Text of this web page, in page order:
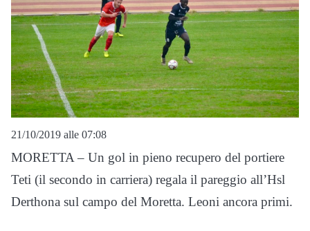
21/10/2019 alle 07:08
MORETTA – Un gol in pieno recupero del portiere
Teti (il secondo in carriera) regala il pareggio all’Hsl
Derthona sul campo del Moretta. Leoni ancora primi.